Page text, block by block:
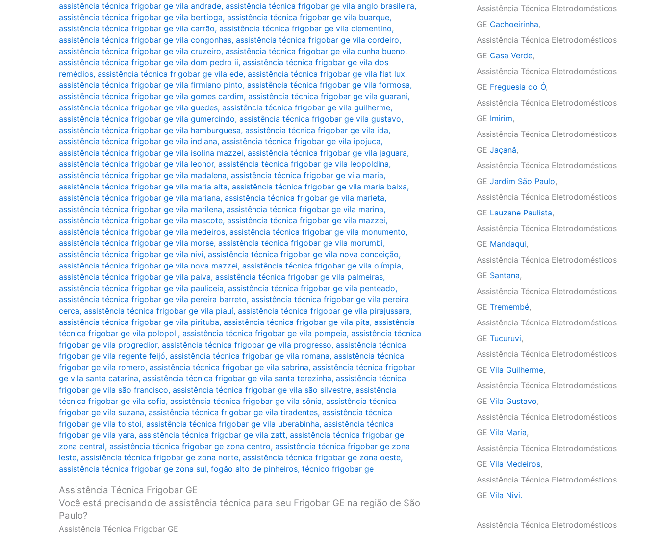
assistência técnica frigobar ge vila andrade, assistência técnica frigobar ge vila anglo brasileira,
assistência técnica frigobar ge vila bertioga, assistência técnica frigobar ge vila buarque,
assistência técnica frigobar ge vila carrão, assistência técnica frigobar ge vila clementino,
assistência técnica frigobar ge vila congonhas, assistência técnica frigobar ge vila cordeiro,
assistência técnica frigobar ge vila cruzeiro, assistência técnica frigobar ge vila cunha bueno,
assistência técnica frigobar ge vila dom pedro ii, assistência técnica frigobar ge vila dos
remédios, assistência técnica frigobar ge vila ede, assistência técnica frigobar ge vila fiat lux,
assistência técnica frigobar ge vila firmiano pinto, assistência técnica frigobar ge vila formosa,
assistência técnica frigobar ge vila gomes cardim, assistência técnica frigobar ge vila guarani,
assistência técnica frigobar ge vila guedes, assistência técnica frigobar ge vila guilherme,
assistência técnica frigobar ge vila gumercindo, assistência técnica frigobar ge vila gustavo,
assistência técnica frigobar ge vila hamburguesa, assistência técnica frigobar ge vila ida,
assistência técnica frigobar ge vila indiana, assistência técnica frigobar ge vila ipojuca,
assistência técnica frigobar ge vila isolina mazzei, assistência técnica frigobar ge vila jaguara,
assistência técnica frigobar ge vila leonor, assistência técnica frigobar ge vila leopoldina,
assistência técnica frigobar ge vila madalena, assistência técnica frigobar ge vila maria,
assistência técnica frigobar ge vila maria alta, assistência técnica frigobar ge vila maria baixa,
assistência técnica frigobar ge vila mariana, assistência técnica frigobar ge vila marieta,
assistência técnica frigobar ge vila marilena, assistência técnica frigobar ge vila marina,
assistência técnica frigobar ge vila mascote, assistência técnica frigobar ge vila mazzei,
assistência técnica frigobar ge vila medeiros, assistência técnica frigobar ge vila monumento,
assistência técnica frigobar ge vila morse, assistência técnica frigobar ge vila morumbi,
assistência técnica frigobar ge vila nivi, assistência técnica frigobar ge vila nova conceição,
assistência técnica frigobar ge vila nova mazzei, assistência técnica frigobar ge vila olímpia,
assistência técnica frigobar ge vila paiva, assistência técnica frigobar ge vila palmeiras,
assistência técnica frigobar ge vila pauliceia, assistência técnica frigobar ge vila penteado,
assistência técnica frigobar ge vila pereira barreto, assistência técnica frigobar ge vila pereira
cerca, assistência técnica frigobar ge vila piauí, assistência técnica frigobar ge vila pirajussara,
assistência técnica frigobar ge vila pirituba, assistência técnica frigobar ge vila pita, assistência
técnica frigobar ge vila polopoli, assistência técnica frigobar ge vila pompeia, assistência técnica
frigobar ge vila progredior, assistência técnica frigobar ge vila progresso, assistência técnica
frigobar ge vila regente feijó, assistência técnica frigobar ge vila romana, assistência técnica
frigobar ge vila romero, assistência técnica frigobar ge vila sabrina, assistência técnica frigobar
ge vila santa catarina, assistência técnica frigobar ge vila santa terezinha, assistência técnica
frigobar ge vila são francisco, assistência técnica frigobar ge vila são silvestre, assistência
técnica frigobar ge vila sofia, assistência técnica frigobar ge vila sônia, assistência técnica
frigobar ge vila suzana, assistência técnica frigobar ge vila tiradentes, assistência técnica
frigobar ge vila tolstoi, assistência técnica frigobar ge vila uberabinha, assistência técnica
frigobar ge vila yara, assistência técnica frigobar ge vila zatt, assistência técnica frigobar ge
zona central, assistência técnica frigobar ge zona centro, assistência técnica frigobar ge zona
leste, assistência técnica frigobar ge zona norte, assistência técnica frigobar ge zona oeste,
assistência técnica frigobar ge zona sul, fogão alto de pinheiros, técnico frigobar ge
Assistência Técnica Frigobar GE
Você está precisando de assistência técnica para seu Frigobar GE na região de São
Paulo?
Assistência Técnica Frigobar GE
Assistência Técnica Eletrodomésticos
GE Cachoeirinha,
Assistência Técnica Eletrodomésticos
GE Casa Verde,
Assistência Técnica Eletrodomésticos
GE Freguesia do Ó,
Assistência Técnica Eletrodomésticos
GE Imirim,
Assistência Técnica Eletrodomésticos
GE Jaçanã,
Assistência Técnica Eletrodomésticos
GE Jardim São Paulo,
Assistência Técnica Eletrodomésticos
GE Lauzane Paulista,
Assistência Técnica Eletrodomésticos
GE Mandaqui,
Assistência Técnica Eletrodomésticos
GE Santana,
Assistência Técnica Eletrodomésticos
GE Tremembé,
Assistência Técnica Eletrodomésticos
GE Tucuruvi,
Assistência Técnica Eletrodomésticos
GE Vila Guilherme,
Assistência Técnica Eletrodomésticos
GE Vila Gustavo,
Assistência Técnica Eletrodomésticos
GE Vila Maria,
Assistência Técnica Eletrodomésticos
GE Vila Medeiros,
Assistência Técnica Eletrodomésticos
GE Vila Nivi.
Assistência Técnica Eletrodomésticos